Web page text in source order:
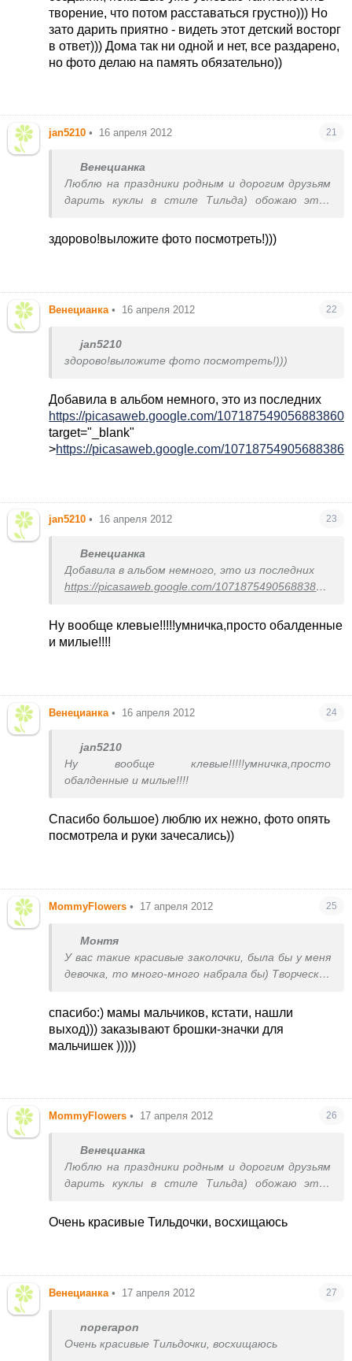
творение, что потом расставаться грустно))) Но
зато дарить приятно - видеть этот детский восторг
в ответ))) Дома так ни одной и нет, все раздарено,
но фото делаю на память обязательно))
jan5210 • 16 апреля 2012 21
Венецианка
Люблю на праздники родным и дорогим друзьям
дарить куклы в стиле Тильда) обожаю этих
полюбить творение, что потом расставаться
здорово!выложите фото посмотреть!)))
Венецианка • 16 апреля 2012 22
jan5210
здорово!выложите фото посмотреть!)))
Добавила в альбом немного, это из последних
https://picasaweb.google.com/
target="_blank"
>https://picasaweb.google.com/
jan5210 • 16 апреля 2012 23
Венецианка
Добавила в альбом немного, это из последних
https://picasaweb.google.com/
>https://picasaweb.google.com/
Ну вообще клевые!!!!!умничка,просто обалденные
и милые!!!!
Венецианка • 16 апреля 2012 24
jan5210
Ну вообще клевые!!!!!умничка,просто
обалденные и милые!!!!
Спасибо большое) люблю их нежно, фото опять
посмотрела и руки зачесались))
MommyFlowers • 17 апреля 2012 25
Монтя
У вас такие красивые заколочки, была бы у меня
девочка, то много-много набрала бы) Творческих
спасибо:) мамы мальчиков, кстати, нашли
выход))) заказывают брошки-значки для
мальчишек )))))
MommyFlowers • 17 апреля 2012 26
Венецианка
Люблю на праздники родным и дорогим друзьям
дарить куклы в стиле Тильда) обожаю этих
полюбить творение, что потом расставаться
Очень красивые Тильдочки, восхищаюсь
Венецианка • 17 апреля 2012 27
noperapon
Очень красивые Тильдочки, восхищаюсь